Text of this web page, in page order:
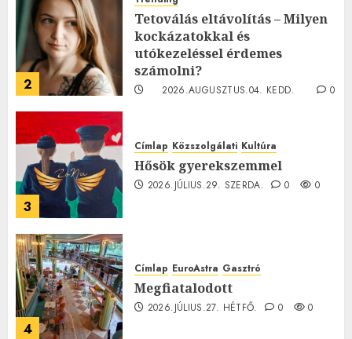
2
Tetoválás eltávolítás – Milyen
kockázatokkal és
utókezeléssel érdemes
számolni?
2026.AUGUSZTUS.04. KEDD.
0
3
Címlap Közszolgálati Kultúra
Hősök gyerekszemmel
2026.JÚLIUS.29. SZERDA. 0 0
4
Címlap EuroAstra Gasztró
Megfiatalodott
2026.JÚLIUS.27. HÉTFŐ. 0 0